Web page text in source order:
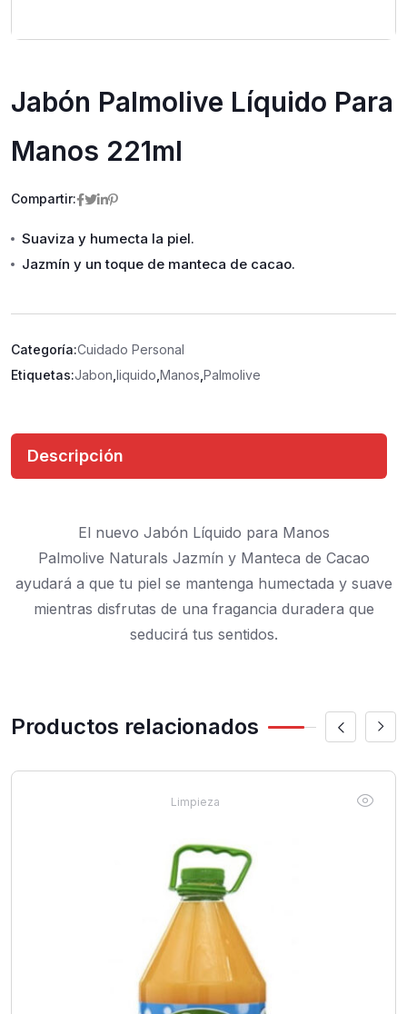
Jabón Palmolive Líquido Para
Manos 221ml
Compartir:
Suaviza y humecta la piel.
Jazmín y un toque de manteca de cacao.
Categoría:Cuidado Personal
Etiquetas:Jabon liquido Manos Palmolive
Descripción
El nuevo Jabón Líquido para Manos
Palmolive Naturals Jazmín y Manteca de Cacao
ayudará a que tu piel se mantenga humectada y suave
mientras disfrutas de una fragancia duradera que
seducirá tus sentidos.
Productos relacionados
Limpieza